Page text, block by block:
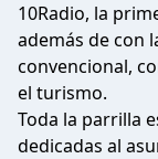
10Radio, la
además de con
convencional,
el turismo.
Toda la parrilla
dedicadas al